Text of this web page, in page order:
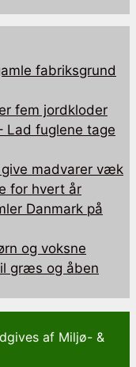
fabriksgrund
fem jordkloder
Lad fuglene tage
madvarer væk
for hvert år
Danmark på
og voksne
græs og åben
af Miljø- &